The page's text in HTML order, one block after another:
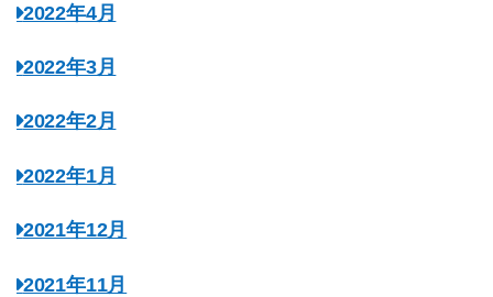
2022年4月
2022年3月
2022年2月
2022年1月
2021年12月
2021年11月